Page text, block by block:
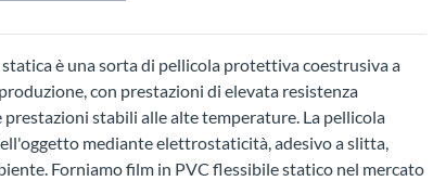
è una sorta di pellicola protettiva coestrusiva a
con prestazioni di elevata resistenza
stabili alle alte temperature. La pellicola
mediante elettrostaticità, adesivo a slitta,
Forniamo film in PVC flessibile statico nel mercato